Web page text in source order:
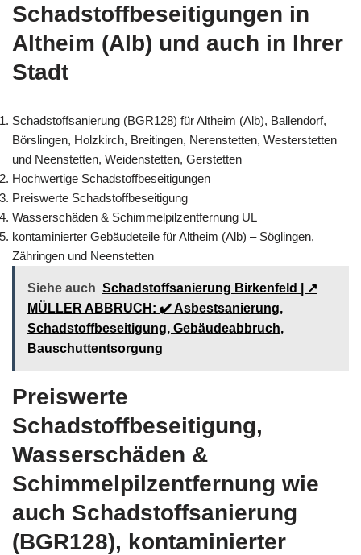
Schadstoffbeseitigungen in
Altheim (Alb) und auch in Ihrer
Stadt
Schadstoffsanierung (BGR128) für Altheim (Alb), Ballendorf,
Börslingen, Holzkirch, Breitingen, Nerenstetten, Westerstetten
und Neenstetten, Weidenstetten, Gerstetten
Hochwertige Schadstoffbeseitigungen
Preiswerte Schadstoffbeseitigung
Wasserschäden & Schimmelpilzentfernung UL
kontaminierter Gebäudeteile für Altheim (Alb) – Söglingen,
Zähringen und Neenstetten
Siehe auch Schadstoffsanierung Birkenfeld | ↗️
MÜLLER ABBRUCH: ✔️ Asbestsanierung,
Schadstoffbeseitigung, Gebäudeabbruch,
Bauschuttentsorgung
Preiswerte
Schadstoffbeseitigung,
Wasserschäden &
Schimmelpilzentfernung wie
auch Schadstoffsanierung
(BGR128), kontaminierter